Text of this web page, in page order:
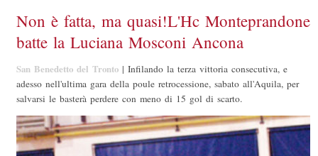
Non è fatta, ma quasi!L'Hc Monteprandone
batte la Luciana Mosconi Ancona
San Benedetto del Tronto | Infilando la terza vittoria consecutiva, e
adesso nell'ultima gara della poule retrocessione, sabato all'Aquila, per
salvarsi le basterà perdere con meno di 15 gol di scarto.